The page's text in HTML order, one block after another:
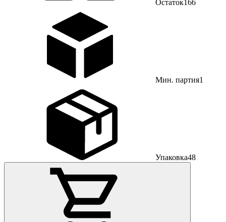
Остаток166
Мин. партия1
Упаковка48